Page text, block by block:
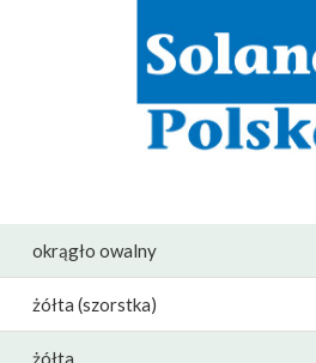
okrągło owalny
żółta (szorstka)
żółta